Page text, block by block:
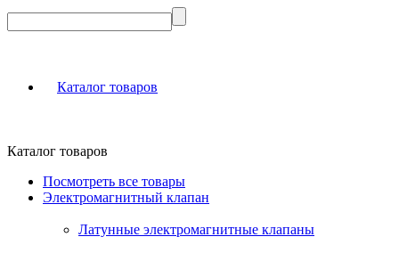
Каталог товаров
Каталог товаров
Посмотреть все товары
Электромагнитный клапан
Латунные электромагнитные клапаны